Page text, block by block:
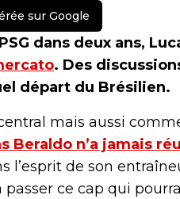
sur Google
dans deux ans,
. Des
départ du Brésilien.
mais aussi
Beraldo n’a jamais
l’esprit de son
ce cap qui